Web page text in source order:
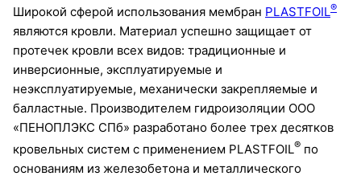
Широкой сферой использования мембран PLASTFOIL®
являются кровли. Материал успешно защищает от
протечек кровли всех видов: традиционные и
инверсионные, эксплуатируемые и
неэксплуатируемые, механически закрепляемые и
балластные. Производителем гидроизоляции ООО
«ПЕНОПЛЭКС СПб» разработано более трех десятков
кровельных систем с применением PLASTFOIL® по
основаниям из железобетона и металлического